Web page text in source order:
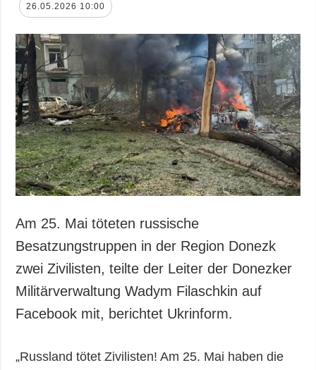
26.05.2026 10:00
Am 25. Mai töteten russische
Besatzungstruppen in der Region Donezk
zwei Zivilisten, teilte der Leiter der Donezker
Militärverwaltung Wadym Filaschkin auf
Facebook mit, berichtet Ukrinform.
„Russland tötet Zivilisten! Am 25. Mai haben die